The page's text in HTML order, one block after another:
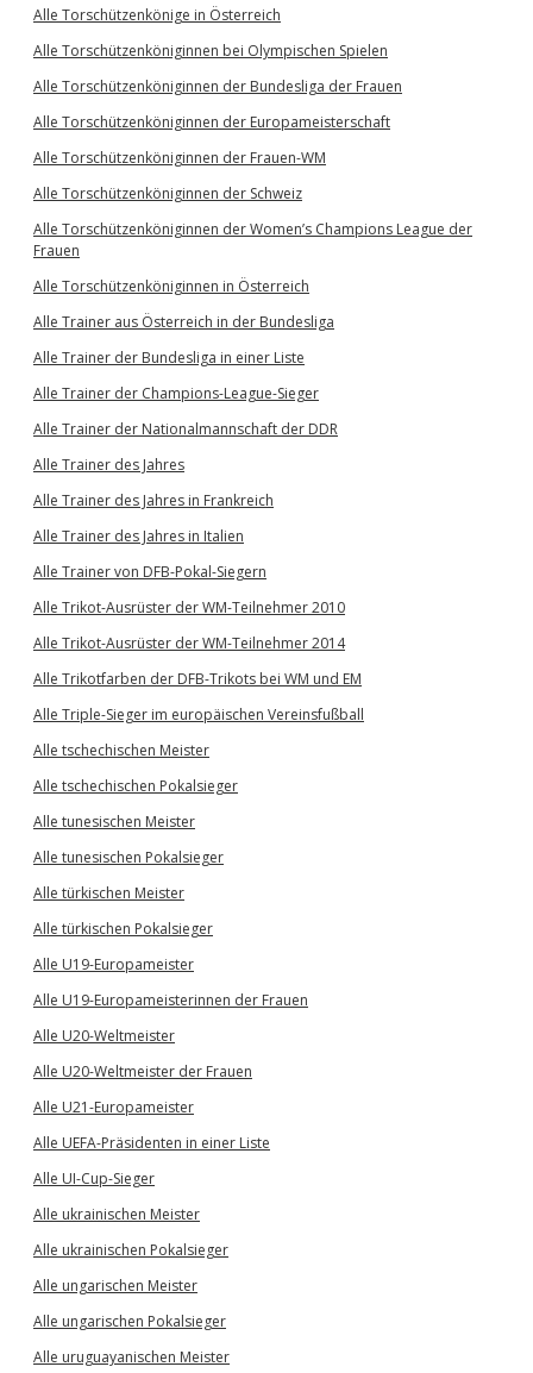
Alle Torschützenkönige in Österreich
Alle Torschützenköniginnen bei Olympischen Spielen
Alle Torschützenköniginnen der Bundesliga der Frauen
Alle Torschützenköniginnen der Europameisterschaft
Alle Torschützenköniginnen der Frauen-WM
Alle Torschützenköniginnen der Schweiz
Alle Torschützenköniginnen der Women’s Champions League der
Frauen
Alle Torschützenköniginnen in Österreich
Alle Trainer aus Österreich in der Bundesliga
Alle Trainer der Bundesliga in einer Liste
Alle Trainer der Champions-League-Sieger
Alle Trainer der Nationalmannschaft der DDR
Alle Trainer des Jahres
Alle Trainer des Jahres in Frankreich
Alle Trainer des Jahres in Italien
Alle Trainer von DFB-Pokal-Siegern
Alle Trikot-Ausrüster der WM-Teilnehmer 2010
Alle Trikot-Ausrüster der WM-Teilnehmer 2014
Alle Trikotfarben der DFB-Trikots bei WM und EM
Alle Triple-Sieger im europäischen Vereinsfußball
Alle tschechischen Meister
Alle tschechischen Pokalsieger
Alle tunesischen Meister
Alle tunesischen Pokalsieger
Alle türkischen Meister
Alle türkischen Pokalsieger
Alle U19-Europameister
Alle U19-Europameisterinnen der Frauen
Alle U20-Weltmeister
Alle U20-Weltmeister der Frauen
Alle U21-Europameister
Alle UEFA-Präsidenten in einer Liste
Alle UI-Cup-Sieger
Alle ukrainischen Meister
Alle ukrainischen Pokalsieger
Alle ungarischen Meister
Alle ungarischen Pokalsieger
Alle uruguayanischen Meister